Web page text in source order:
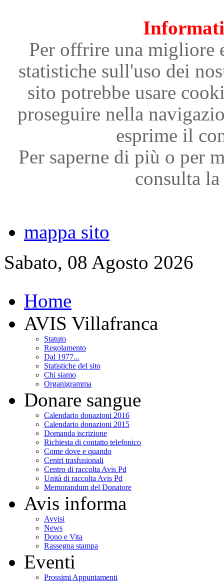
Per offrire una migliore
statistiche sull'uso dei
sito potrebbe usare
proseguire nella
esprime il
Per saperne di più o per
consulta
mappa sito
Sabato, 08 Agosto 2026
Home
AVIS Villafranca
Statuto
Regolamento
Dal 1977...
Statistiche del sito
Chi siamo
Organigramma
Donare sangue
Calendario donazioni 2016
Calendario donazioni 2015
Domanda iscrizione
Richiesta di contatto telefonico
Come dove e quando
Centri trasfusionali
Centro di raccolta Avis Pd
Unità di raccolta Avis Pd
Memorandum del Donatore
Avis informa
Avvisi
News
Dono e Vita
Rassegna stampa
Eventi
Prossimi Appuntamenti